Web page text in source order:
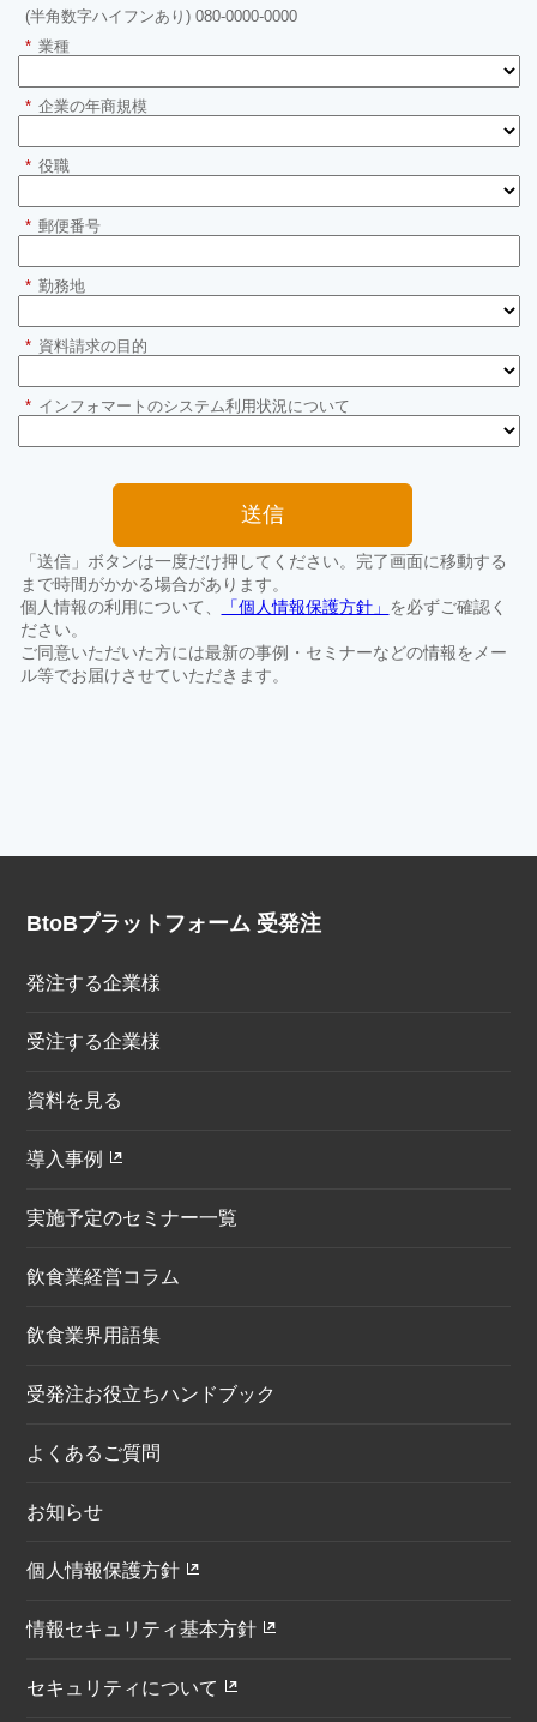
BtoBプラットフォーム 受発注
発注する企業様
受注する企業様
資料を見る
導入事例
実施予定のセミナー一覧
飲食業経営コラム
飲食業界用語集
受発注お役立ちハンドブック
よくあるご質問
お知らせ
個人情報保護方針
情報セキュリティ基本方針
セキュリティについて